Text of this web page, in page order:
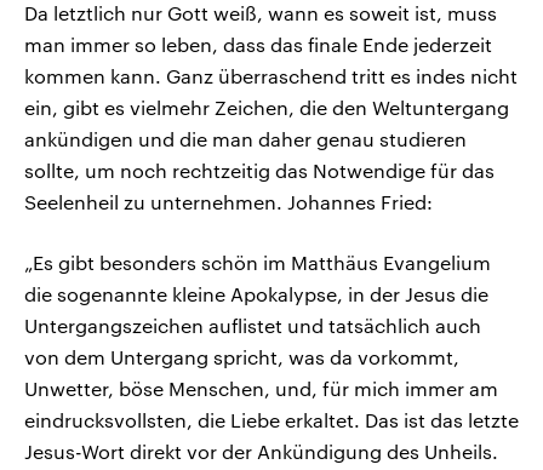
Da letztlich nur Gott weiß, wann es soweit ist, muss
man immer so leben, dass das finale Ende jederzeit
kommen kann. Ganz überraschend tritt es indes nicht
ein, gibt es vielmehr Zeichen, die den Weltuntergang
ankündigen und die man daher genau studieren
sollte, um noch rechtzeitig das Notwendige für das
Seelenheil zu unternehmen. Johannes Fried:
„Es gibt besonders schön im Matthäus Evangelium
die sogenannte kleine Apokalypse, in der Jesus die
Untergangszeichen auflistet und tatsächlich auch
von dem Untergang spricht, was da vorkommt,
Unwetter, böse Menschen, und, für mich immer am
eindrucksvollsten, die Liebe erkaltet. Das ist das letzte
Jesus-Wort direkt vor der Ankündigung des Unheils.